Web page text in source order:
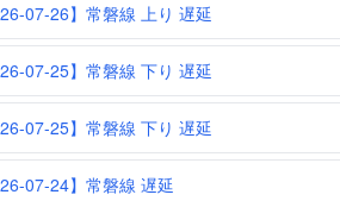
07-26】常磐線 上り 遅延
07-25】常磐線 下り 遅延
07-25】常磐線 下り 遅延
07-24】常磐線 遅延